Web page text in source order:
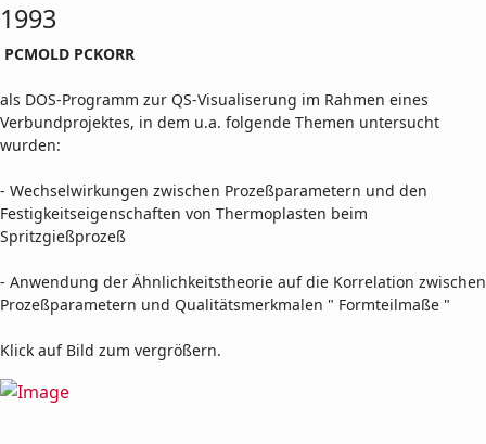
1993
PCMOLD PCKORR
als DOS-Programm zur QS-Visualiserung im Rahmen eines
Verbundprojektes, in dem u.a. folgende Themen untersucht
wurden:
- Wechselwirkungen zwischen Prozeßparametern und den
Festigkeitseigenschaften von Thermoplasten beim
Spritzgießprozeß
- Anwendung der Ähnlichkeitstheorie auf die Korrelation zwischen
Prozeßparametern und Qualitätsmerkmalen " Formteilmaße "
Klick auf Bild zum vergrößern.